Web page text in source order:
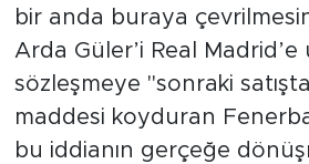
bir anda buraya
Arda Güler’i Real
sözleşmeye "sonraki
maddesi koyduran
bu iddianın gerçeğe